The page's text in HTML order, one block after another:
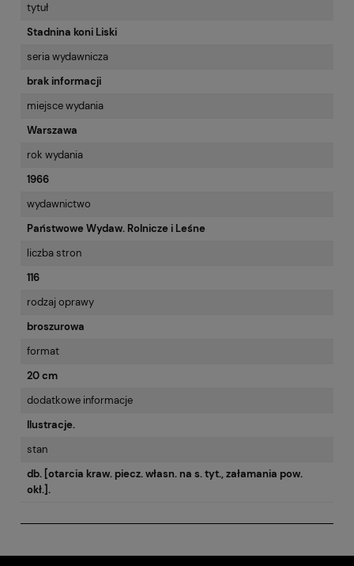
tytuł
Stadnina koni Liski
seria wydawnicza
brak informacji
miejsce wydania
Warszawa
rok wydania
1966
wydawnictwo
Państwowe Wydaw. Rolnicze i Leśne
liczba stron
116
rodzaj oprawy
broszurowa
format
20 cm
dodatkowe informacje
Ilustracje.
stan
db. [otarcia kraw. piecz. własn. na s. tyt., załamania pow.
okł.].